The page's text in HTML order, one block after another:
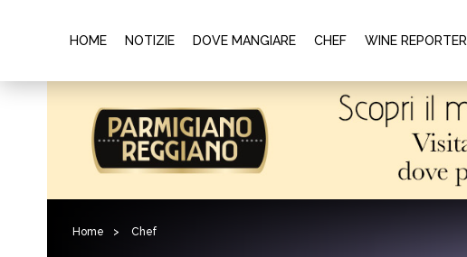
HOME NOTIZIE DOVE MANGIARE CHEF WINE REPORTER
Home > Chef